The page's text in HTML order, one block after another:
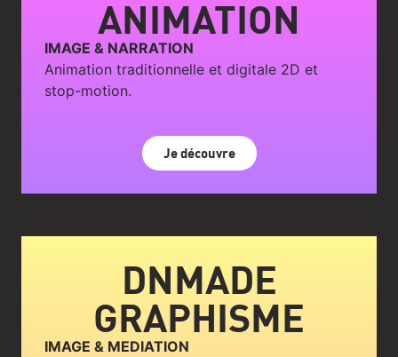
ANIMATION
IMAGE & NARRATION
Animation traditionnelle et digitale 2D et
stop-motion.
Je découvre
DNMADE
GRAPHISME
IMAGE & MEDIATION